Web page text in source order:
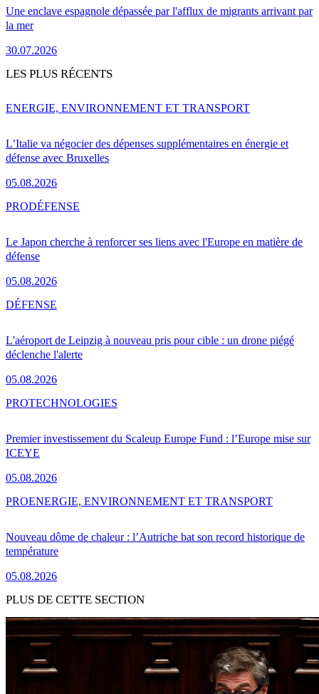
Une enclave espagnole dépassée par l'afflux de migrants arrivant par
la mer
30.07.2026
LES PLUS RÉCENTS
L’Italie va négocier des dépenses supplémentaires en énergie et
défense avec Bruxelles
05.08.2026
ENERGIE, ENVIRONNEMENT ET TRANSPORT
Le Japon cherche à renforcer ses liens avec l'Europe en matière de
défense
05.08.2026
PRODÉFENSE
L'aéroport de Leipzig à nouveau pris pour cible : un drone piégé
déclenche l'alerte
05.08.2026
DÉFENSE
Premier investissement du Scaleup Europe Fund : l’Europe mise sur
ICEYE
05.08.2026
PROTECHNOLOGIES
Nouveau dôme de chaleur : l’Autriche bat son record historique de
température
05.08.2026
PROENERGIE, ENVIRONNEMENT ET TRANSPORT
PLUS DE CETTE SECTION